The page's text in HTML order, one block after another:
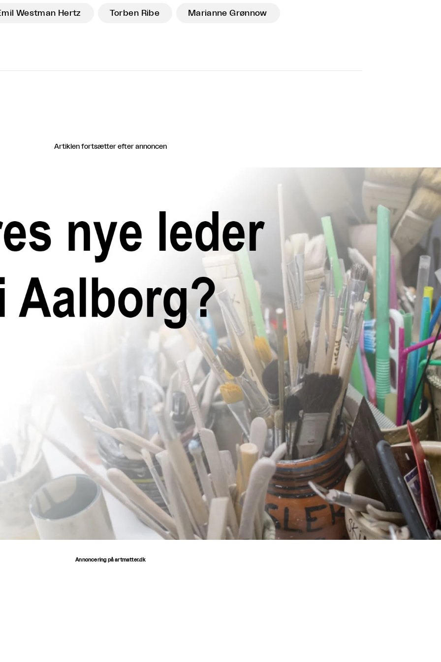
Westman Hertz Torben Ribe Marianne Grønnow
Artiklen fortsætter efter annoncen
Annoncering på artmatter.dk